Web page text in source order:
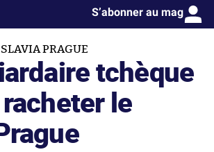
S’abonner au mag
SLAVIA PRAGUE
tchèque
le